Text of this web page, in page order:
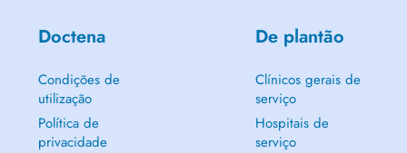
Doctena
Condições de
utilização
Política de
privacidade
De plantão
Clínicos gerais de
serviço
Hospitais de
serviço